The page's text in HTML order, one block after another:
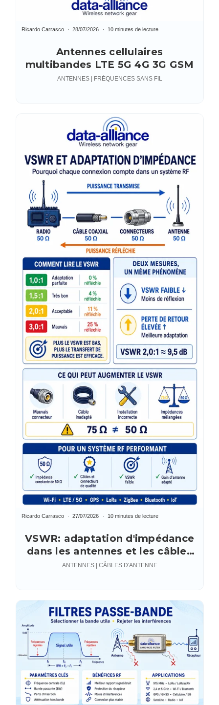
Antennes cellulaires
multibandes LTE 5G 4G 3G GSM
Ricardo Carrasco 28/07/2026 10 minutes de lecture
ANTENNES | FRÉQUENCES SANS FIL
VSWR: adaptation d'impédance
dans les antennes et les câbles
d'antenne
Ricardo Carrasco 27/07/2026 10 minutes de lecture
ANTENNES | CÂBLES D'ANTENNE